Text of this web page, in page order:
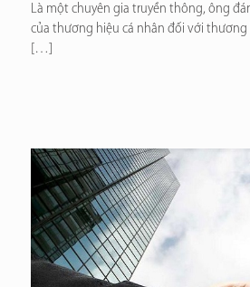
Là một chuyên gia truyền thông, ông
của thương hiệu cá nhân đối với
[…]